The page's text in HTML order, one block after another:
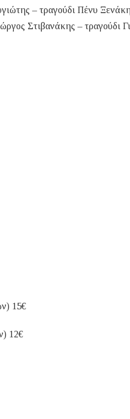
– τραγούδι Πένυ
Στιβανάκης – τραγούδι
15€
12€